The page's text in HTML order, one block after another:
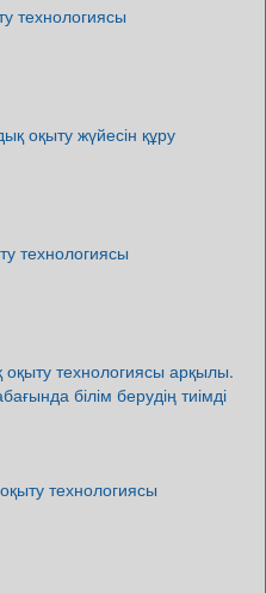
технологиясы
оқыту жүйесін құру
технологиясы
технологиясы арқылы.
білім берудің тиімді
технологиясы